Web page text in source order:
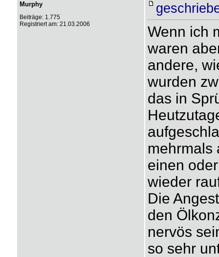
Murphy
Beiträge: 1.775
Registriert am: 21.03.2006
Wenn ich
waren
andere,
wurden
das in
mehrmals
einen
wieder
Die
den
nervös
so sehr